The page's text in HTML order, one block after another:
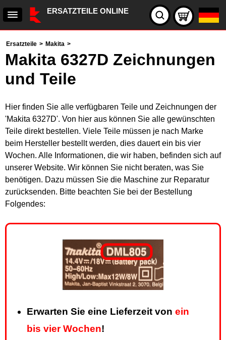
ERSATZTEILE ONLINE
Ersatzteile > Makita >
Makita 6327D Zeichnungen
und Teile
Hier finden Sie alle verfügbaren Teile und Zeichnungen der
'Makita 6327D'. Von hier aus können Sie alle gewünschten
Teile direkt bestellen. Viele Teile müssen je nach Marke
beim Hersteller bestellt werden, dies dauert ein bis vier
Wochen. Alle Informationen, die wir haben, befinden sich auf
unserer Website. Wir können Sie nicht beraten, was Sie
benötigen. Dazu müssen Sie die Maschine zur Reparatur
zurücksenden. Bitte beachten Sie bei der Bestellung
Folgendes:
Erwarten Sie eine Lieferzeit von ein
bis vier Wochen!